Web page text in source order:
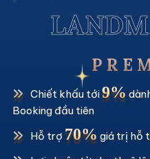
P R E
Chiết khấu tới9%
Booking đầu tiên
Hỗ trợ 70% giá trị hỗ